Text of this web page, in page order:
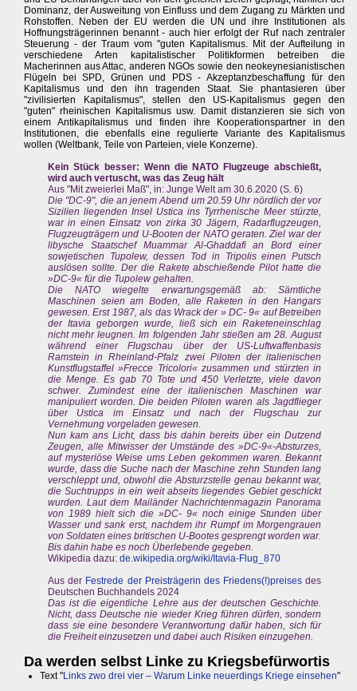
Dominanz, der Ausweitung von Einfluss und dem Zugang zu Märkten und
Rohstoffen. Neben der EU werden die UN und ihre Institutionen als
Hoffnungsträgerinnen benannt - auch hier erfolgt der Ruf nach zentraler
Steuerung - der Traum vom "guten Kapitalismus. Mit der Aufteilung in
verschiedene Arten kapitalistischer Politikformen betreiben die
Macherinnen aus Attac, anderen NGOs sowie den neokeynesianistischen
Flügeln bei SPD, Grünen und PDS - Akzeptanzbeschaffung für den
Kapitalismus und den ihn tragenden Staat. Sie phantasieren über
"zivilisierten Kapitalismus", stellen den US-Kapitalismus gegen den
"guten" rheinischen Kapitalismus usw. Damit distanzieren sie sich von
einem Antikapitalismus und finden ihre Kooperationspartner in den
Institutionen, die ebenfalls eine regulierte Variante des Kapitalismus
wollen (Weltbank, Teile von Parteien, viele Konzerne).
Kein Stück besser: Wenn die NATO Flugzeuge abschießt,
wird auch vertuscht, was das Zeug hält
Aus "Mit zweierlei Maß", in: Junge Welt am 30.6.2020 (S. 6)
Die "DC-9", die an jenem Abend um 20.59 Uhr nördlich der vor
Sizilien liegenden Insel Ustica ins Tyrrhenische Meer stürzte,
war in einen Einsatz von zirka 30 Jägern, Radarflugzeugen,
Flugzeugträgern und U-Booten der NATO geraten. Ziel war der
libysche Staatschef Muammar Al-Ghaddafi an Bord einer
sowjetischen Tupolew, dessen Tod in Tripolis einen Putsch
auslösen sollte. Der die Rakete abschießende Pilot hatte die
»DC-9« für die Tupolew gehalten.
Die NATO wiegelte erwartungsgemäß ab: Sämtliche
Maschinen seien am Boden, alle Raketen in den Hangars
gewesen. Erst 1987, als das Wrack der » DC- 9« auf Betreiben
der Itavia geborgen wurde, ließ sich ein Raketeneinschlag
nicht mehr leugnen. Im folgenden Jahr stießen am 28. August
während einer Flugschau über der US-Luftwaffenbasis
Ramstein in Rheinland-Pfalz zwei Piloten der italienischen
Kunstflugstaffel »Frecce Tricolori« zusammen und stürzten in
die Menge. Es gab 70 Tote und 450 Verletzte, viele davon
schwer. Zumindest eine der italienischen Maschinen war
manipuliert worden. Die beiden Piloten waren als Jagdflieger
über Ustica im Einsatz und nach der Flugschau zur
Vernehmung vorgeladen gewesen.
Nun kam ans Licht, dass bis dahin bereits über ein Dutzend
Zeugen, alle Mitwisser der Umstände des »DC-9«-Absturzes,
auf mysteriöse Weise ums Leben gekommen waren. Bekannt
wurde, dass die Suche nach der Maschine zehn Stunden lang
verschleppt und, obwohl die Absturzstelle genau bekannt war,
die Suchtrupps in ein weit abseits liegendes Gebiet geschickt
wurden. Laut dem Mailänder Nachrichtenmagazin Panorama
von 1989 hielt sich die »DC- 9« noch einige Stunden über
Wasser und sank erst, nachdem ihr Rumpf im Morgengrauen
von Soldaten eines britischen U-Bootes gesprengt worden war.
Bis dahin habe es noch Überlebende gegeben.
Wikipedia dazu: de.wikipedia.org/wiki/Itavia-Flug_870
Aus der Festrede der Preisträgerin des Friedens(!)preises des
Deutschen Buchhandels 2024
Das ist die eigentliche Lehre aus der deutschen Geschichte.
Nicht, dass Deutsche nie wieder Krieg führen dürfen, sondern
dass sie eine besondere Verantwortung dafür haben, sich für
die Freiheit einzusetzen und dabei auch Risiken einzugehen.
Da werden selbst Linke zu Kriegsbefürwortis
Text "Links zwo drei vier – Warum Linke neuerdings Kriege einsehen"